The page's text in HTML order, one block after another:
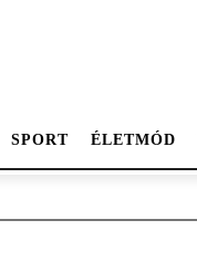
SPORT ÉLETMÓD